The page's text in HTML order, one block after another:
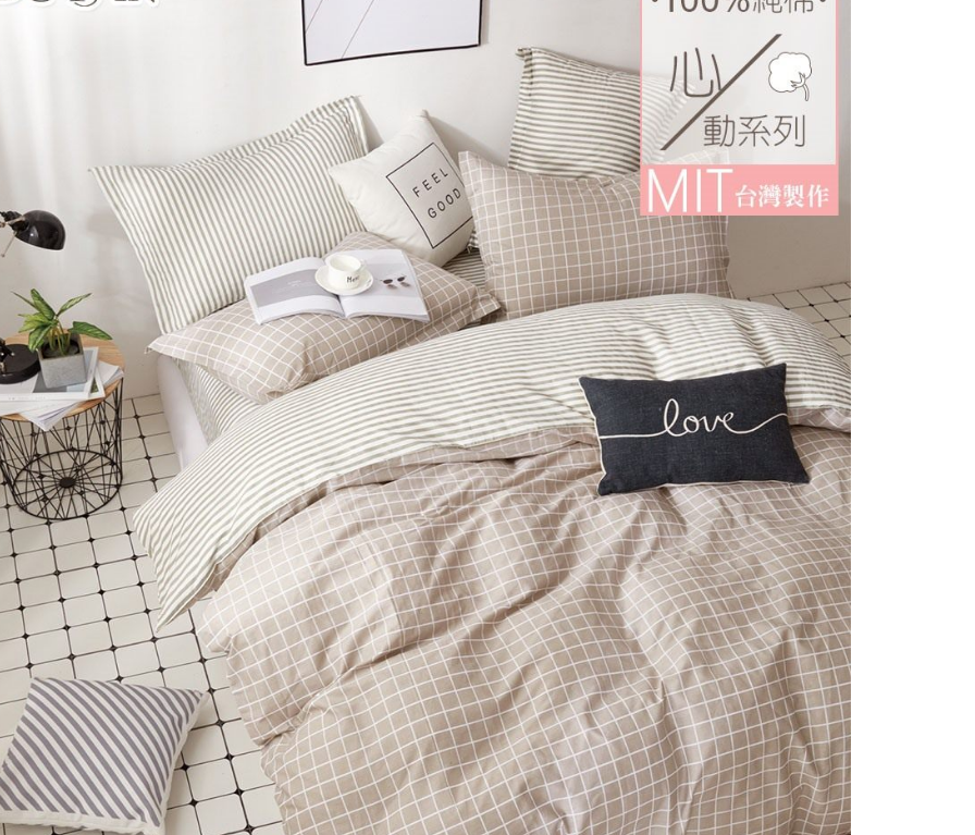
【繳款方式說明】
1.分期款項不併入電信帳單，「大哥付你分期」於每月結算日後寄送繳費提
醒簡訊。
2.透過簡訊連結打開帳單後，可選擇「超商條碼／台灣大直營門市／銀行轉
帳／街口支付／iPASS MONEY」等通路繳費。
【注意事項】
1.本服務係由「台灣大哥大股份有限公司」（以下簡稱本公司）所提供，讓
用戶於交易時，得透過本服務購買商品或服務，並由商店將買賣／分期付
款買賣價金債權讓與本公司後，依約使用本公司帳單繳交帳款。
2.基於同意付款使用「大哥付你分期」之契約關係目的，商店將以您的個人
資料（包含姓名、電話或地址）提供予台灣大哥大進項蒐集、處理及利
用，由本公司與您本人進行分期帳單所需資料之確認、核對及更正。
3.完整用戶服務條款，請詳閱以下連結：https://oppay.tw/userRule
【「AFTEE先享後付」結帳流程】
１．於結帳方式選擇「AFTEE先享後付」後，將跳轉至「AFTEE先享後
付」結帳頁面，進行簡訊認證並確認金額後，即可完成結帳。
２．訂單成立數日內，您將收到繳費通知簡訊。
３．收到繳費通知簡訊後14天內，點擊此簡訊中的連結，可透過四大超商
／ATM／網路銀行／等多元方式進行付款，方視為交易完成。
※ 請注意：結帳手續完成當下不需立刻繳費，但若您需要取消訂單，請聯
絡購買商品的店家。未經商家同意取消之訂單仍視為有效，需透過AFTEE
先享後付繳納相關費用。
※ 交易是否成功請以「AFTEE先享後付 」之結帳頁面顯示為準，若有關於
是否繳費成功／繳費後需取消欲退款等相關疑問，請聯繫「AFTEE先享後
付客戶支援中心」https://netprotections.freshdesk.com/support/home
【注意事項】
１．透過由恩沛科技股份有限公司提供之「AFTEE先享後付」服務完成之
交易，需依本服務之必要範圍內提供個人資料，並將交易相關給付款項請
求債權轉讓予恩沛科技股份有限公司。
２．關於個人資料處理事宜，請瀏覽以下網址：
https://aftee.tw/terms/#terms3
３．未成年的使用者請事先徵得法定代理人或監護人之同意方可使用
「AFTEE先享後付」，若未經同意申辦者引起之損失，本公司不負相關責
任。
４．使用「AFTEE先享後付」時，將依據個別帳號之用戶狀況，依本公司
即時審查核予不同之上限額度；若仍有額度不足之情形，本公司將視審查
結果請求用戶進行身份認證。
５．嚴禁一人註冊多個帳號或使用他人資訊註冊。若發現惡意使用之情
形，恩沛科技股份有限公司將有權停止該用戶之使用額度並採取法律行
動。
運送方式
每筆NT$60，滿NT$999(含以上)免運費
付款後全家取貨
每筆NT$60，滿NT$999(含以上)免運費
7-11取貨付款
每筆NT$60，滿NT$999(含以上)免運費
付款後7-11取貨
每筆NT$60，滿NT$999(含以上)免運費
新竹貨運
每筆NT$80，滿NT$999(含以上)免運費